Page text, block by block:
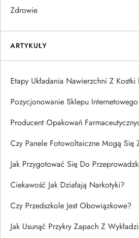
Zdrowie
ARTYKUŁY
Etapy Układania Nawierzchni Z Kostki
Pozycjonowanie Sklepu
Producent Opakowań
Czy Panele Fotowoltaiczne Mogą Się
Jak Przygotować Się Do
Ciekawość Jak Działają Narkotyki?
Czy Przedszkole Jest Obowiązkowe?
Jak Usunąć Przykry Zapach Z